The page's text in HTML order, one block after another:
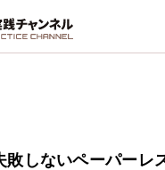
敗しないペーパーレ